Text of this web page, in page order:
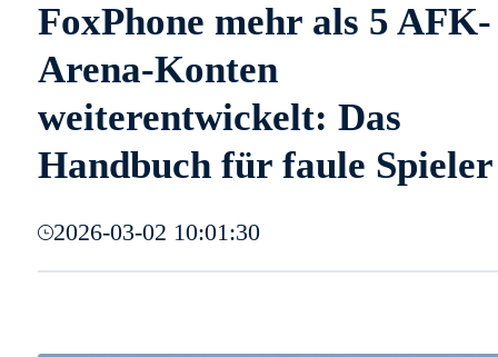
FoxPhone mehr als 5 AFK-
Arena-Konten
weiterentwickelt: Das
Handbuch für faule Spieler
2026-03-02 10:01:30